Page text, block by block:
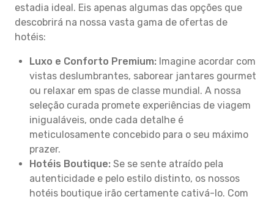
estadia ideal. Eis apenas algumas das opções que
descobrirá na nossa vasta gama de ofertas de
hotéis:
Luxo e Conforto Premium: Imagine acordar com
vistas deslumbrantes, saborear jantares gourmet
ou relaxar em spas de classe mundial. A nossa
seleção curada promete experiências de viagem
inigualáveis, onde cada detalhe é
meticulosamente concebido para o seu máximo
prazer.
Hotéis Boutique: Se se sente atraído pela
autenticidade e pelo estilo distinto, os nossos
hotéis boutique irão certamente cativá-lo. Com